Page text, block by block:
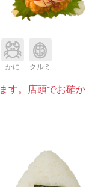
かに クルミ
す。店頭でお確か